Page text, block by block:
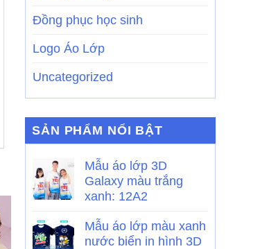
Đồng phục học sinh
Logo Áo Lớp
Uncategorized
SẢN PHẨM NỔI BẬT
Mẫu áo lớp 3D
Galaxy màu trắng
xanh: 12A2
Mẫu áo lớp màu xanh
nước biển in hình 3D